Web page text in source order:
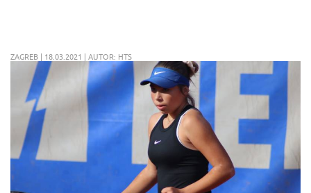
ZAGREB | 18.03.2021 | AUTOR: HTS